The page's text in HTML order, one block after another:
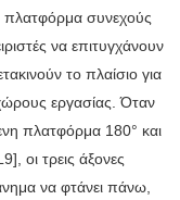
πλατφόρμα συνεχούς
να επιτυγχάνουν
το πλαίσιο για
εργασίας. Όταν
πλατφόρμα 180° και
οι τρεις άξονες
να φτάνει πάνω,